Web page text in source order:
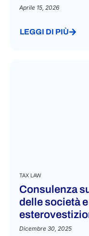
Aprile 15, 2026
LEGGI DI PIÙ
TAX LAW
Consulenza
delle società
Dicembre 30, 2025